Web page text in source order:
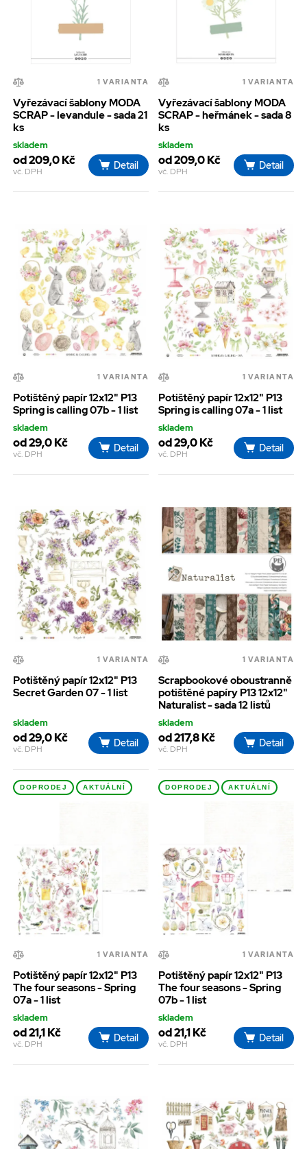
1 VARIANTA
Vyřezávací šablony MODA
SCRAP - levandule - sada 21
ks
skladem
od 209,0 Kč
vč. DPH
Detail
1 VARIANTA
Vyřezávací šablony MODA
SCRAP - heřmánek - sada 8
ks
skladem
od 209,0 Kč
vč. DPH
Detail
1 VARIANTA
Potištěný papír 12x12" P13
Spring is calling 07b - 1 list
skladem
od 29,0 Kč
vč. DPH
Detail
1 VARIANTA
Potištěný papír 12x12" P13
Spring is calling 07a - 1 list
skladem
od 29,0 Kč
vč. DPH
Detail
1 VARIANTA
Potištěný papír 12x12" P13
Secret Garden 07 - 1 list
skladem
od 29,0 Kč
vč. DPH
Detail
1 VARIANTA
Scrapbookové oboustranně
potištěné papíry P13 12x12"
Naturalist - sada 12 listů
skladem
od 217,8 Kč
vč. DPH
Detail
DOPRODEJ AKTUÁLNÍ
1 VARIANTA
Potištěný papír 12x12" P13
The four seasons - Spring
07a - 1 list
skladem
od 21,1 Kč
vč. DPH
Detail
DOPRODEJ AKTUÁLNÍ
1 VARIANTA
Potištěný papír 12x12" P13
The four seasons - Spring
07b - 1 list
skladem
od 21,1 Kč
vč. DPH
Detail